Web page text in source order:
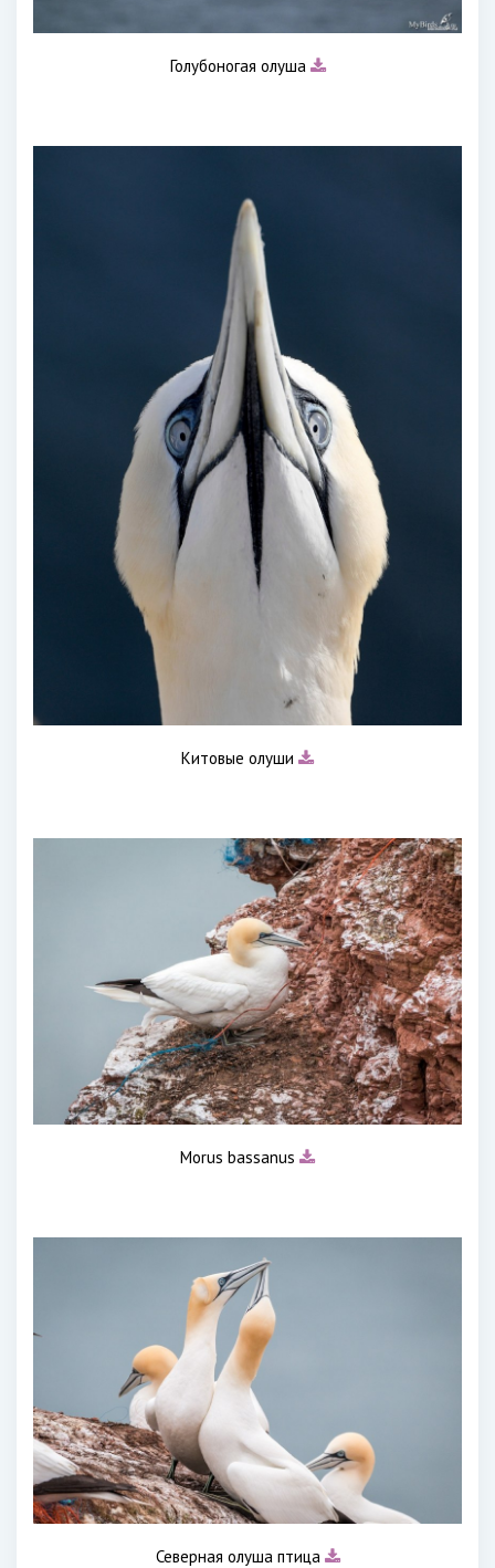
Голубоногая олуша
Китовые олуши
Morus bassanus
Северная олуша птица